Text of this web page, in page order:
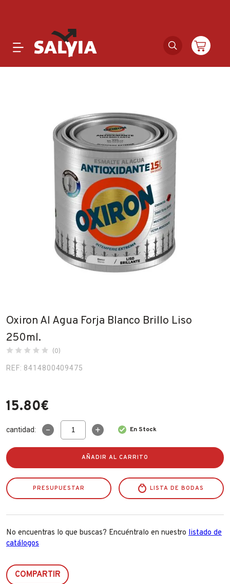
Ofertas
Catálogos
Fabricantes
FAQ’s
Contacto
Oxiron Al Agua Forja Blanco Brillo Liso
250ml.
(0)
REF: 8414800409475
15.80€
cantidad:
Oxiron
Al
Brillo
Liso
250ml.
cantidad
En Stock
AÑADIR AL CARRITO
PRESUPUESTAR LISTA DE BODAS
No encuentras lo que buscas? Encuéntralo en nuestro listado de
catálogos
COMPARTIR